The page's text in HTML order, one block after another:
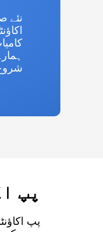
پپ
پپ